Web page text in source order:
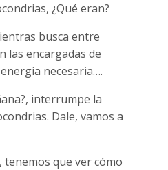
¿Qué eran?
busca entre
las encargadas de
necesaria….
interrumpe la
Dale, vamos a
tenemos que ver cómo